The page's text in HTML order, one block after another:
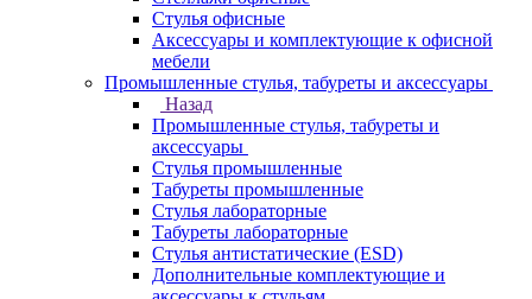
Стулья офисные
Аксессуары и комплектующие к офисной
мебели
Промышленные стулья, табуреты и аксессуары
Назад
Промышленные стулья, табуреты и
аксессуары
Стулья промышленные
Табуреты промышленные
Стулья лабораторные
Табуреты лабораторные
Стулья антистатические (ESD)
Дополнительные комплектующие и